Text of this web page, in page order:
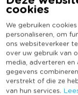
cookies
We gebruiken
personaliseren, om
ons websiteverkeer
over uw gebruik van
media, adverteren en
gegevens
verstrekt of die ze
van hun services.
Online Only
Materiaal
Productbreedte (cm)
Producthoogte (cm)
Kleur
Productlengte (cm)